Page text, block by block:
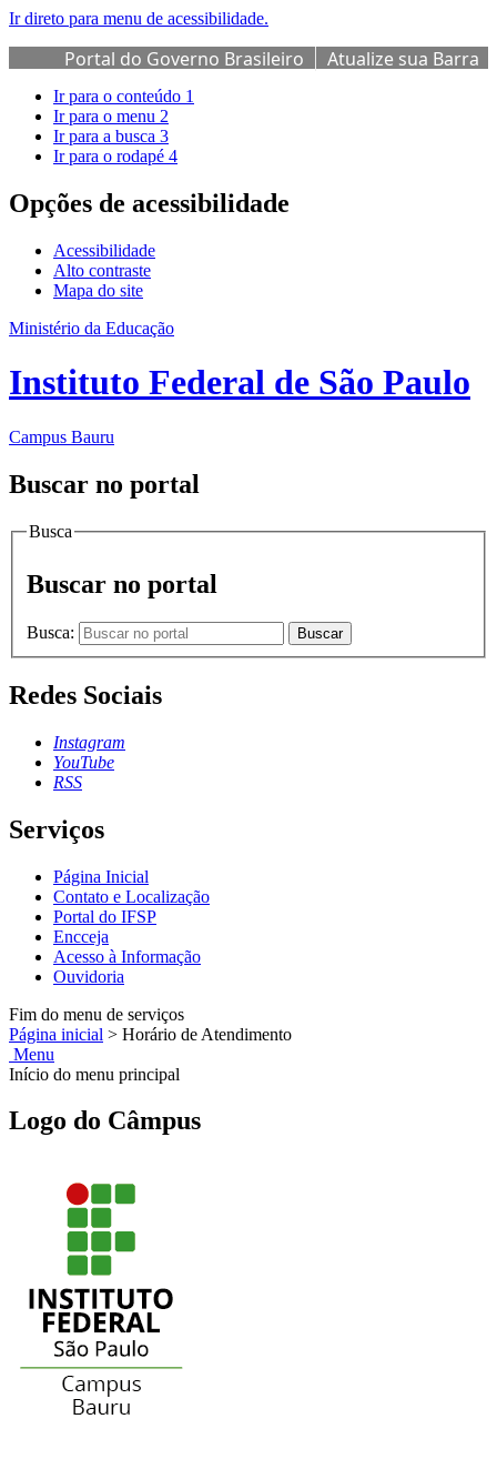
Ir direto para menu de acessibilidade.
Portal do Governo Brasileiro
Atualize sua Barra
de Governo
Ir para o conteúdo 1
Ir para o menu 2
Ir para a busca 3
Ir para o rodapé 4
Opções de acessibilidade
Acessibilidade
Alto contraste
Mapa do site
Ministério da Educação
Instituto Federal de São Paulo
Campus Bauru
Buscar no portal
Busca
Buscar no portal
Busca: Buscar
Redes Sociais
Instagram
YouTube
RSS
Serviços
Página Inicial
Contato e Localização
Portal do IFSP
Encceja
Acesso à Informação
Ouvidoria
Fim do menu de serviços
Página inicial > Horário de Atendimento
Menu
Início do menu principal
Logo do Câmpus